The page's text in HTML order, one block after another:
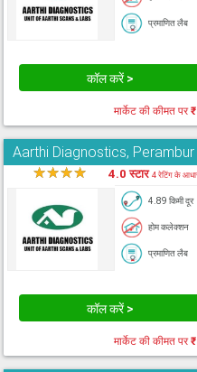
प्रमाणित लैब
कॉल करें >
मार्केट की कीमत पर
Aarthi Diagnostics, Perambur
★★★★ 4.0 स्टार4 रेटिंग के
4.89 किमी दूर
होम कलेक्शन
प्रमाणित लैब
कॉल करें >
मार्केट की कीमत पर